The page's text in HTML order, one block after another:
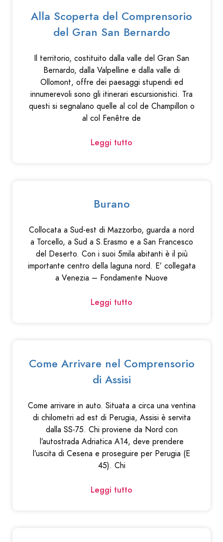
Alla Scoperta del Comprensorio
del Gran San Bernardo
Il territorio, costituito dalla valle del Gran San
Bernardo, dalla Valpelline e dalla valle di
Ollomont, offre dei paesaggi stupendi ed
innumerevoli sono gli itinerari escursionistici. Tra
questi si segnalano quelle al col de Champillon o
al col Fenêtre de
Leggi tutto
Burano
Collocata a Sud-est di Mazzorbo, guarda a nord
a Torcello, a Sud a S.Erasmo e a San Francesco
del Deserto. Con i suoi 5mila abitanti è il più
importante centro della laguna nord. E’ collegata
a Venezia – Fondamente Nuove
Leggi tutto
Come Arrivare nel Comprensorio
di Assisi
Come arrivare in auto. Situata a circa una ventina
di chilometri ad est di Perugia, Assisi è servita
dalla SS-75. Chi proviene da Nord con
l’autostrada Adriatica A14, deve prendere
l’uscita di Cesena e proseguire per Perugia (E
45). Chi
Leggi tutto